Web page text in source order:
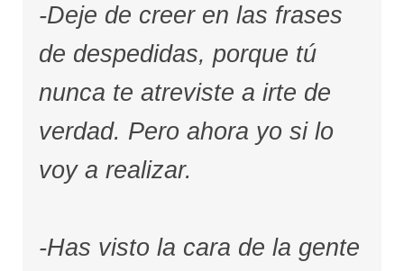
-Deje de creer en las frases
de despedidas, porque tú
nunca te atreviste a irte de
verdad. Pero ahora yo si lo
voy a realizar.
-Has visto la cara de la gente